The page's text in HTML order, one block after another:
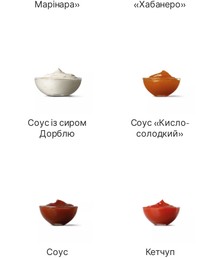
Марінара»
«Хабанеро»
Соус із сиром
Дорблю
Соус «Кисло-
солодкий»
Соус
Кетчуп